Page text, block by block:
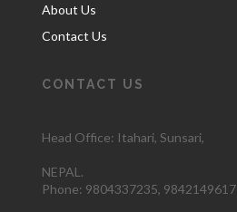
About Us
Contact Us
CONTACT US
Head Office: Itahari, Sunsari,
NEPAL.
Phone: 9804337235, 9842149617